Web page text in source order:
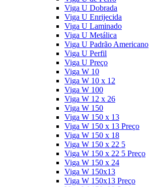
Viga U Dobrada
Viga U Enrijecida
Viga U Laminado
Viga U Metálica
Viga U Padrão Americano
Viga U Perfil
Viga U Preço
Viga W 10
Viga W 10 x 12
Viga W 100
Viga W 12 x 26
Viga W 150
Viga W 150 x 13
Viga W 150 x 13 Preço
Viga W 150 x 18
Viga W 150 x 22 5
Viga W 150 x 22 5 Preço
Viga W 150 x 24
Viga W 150x13
Viga W 150x13 Preço